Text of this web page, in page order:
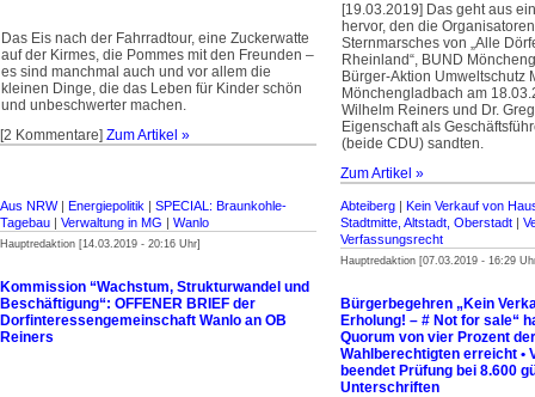
Das Eis nach der Fahrradtour, eine Zuckerwatte
auf der Kirmes, die Pommes mit den Freunden –
es sind manchmal auch und vor allem die
kleinen Dinge, die das Leben für Kinder schön
und unbeschwerter machen.
[2 Kommentare] Zum Artikel »
[19.03.2019] Das geht aus
hervor, den die
Sternmarsches von „Alle
Rheinland“, BUND
Bürger-Aktion Umweltschutz
Mönchengladbach am
Wilhelm Reiners und Dr.
Eigenschaft als
(beide CDU) sandten.
Zum Artikel »
Aus NRW| Energiepolitik | SPECIAL: Braunkohle-
Tagebau | Verwaltung in MG | Wanlo
Hauptredaktion [14.03.2019 - 20:16 Uhr]
Kommission “Wachstum, Strukturwandel und
Beschäftigung“: OFFENER BRIEF der
Dorfinteressengemeinschaft Wanlo an OB
Reiners
Abteiberg | Kein Verkauf von
Stadtmitte, Altstadt, Oberstadt |
Verfassungsrecht
Hauptredaktion [07.03.2019 - 16:29
Bürgerbegehren „Kein
Erholung! – # Not for sale“
Quorum von vier Prozent der
Wahlberechtigten erreicht •
beendet Prüfung bei 8.600
Unterschriften